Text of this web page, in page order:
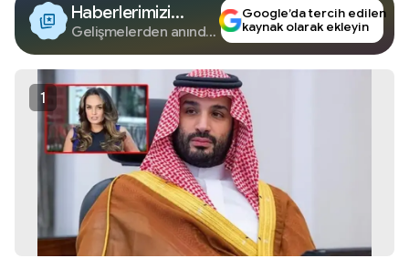
Haberlerimizi
Google'da Takip
Edin
Gelişmelerden anında
Google’da tercih edilen
kaynak olarak ekleyin
1